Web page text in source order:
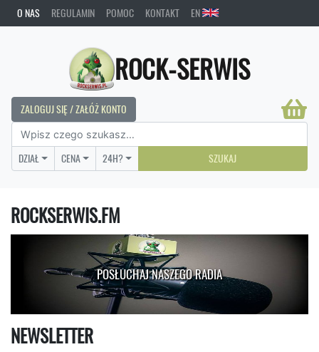
O NAS REGULAMIN POMOC KONTAKT EN
ROCK-SERWIS
ZALOGUJ SIĘ / ZAŁÓŻ KONTO
DZIAŁ CENA 24H? SZUKAJ
ROCKSERWIS.FM
POSŁUCHAJ NASZEGO RADIA
NEWSLETTER